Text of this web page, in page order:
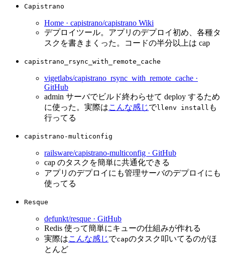
Capistrano
Home · capistrano/capistrano Wiki
デプロイツール。アプリのデプロイ初め、各種タ
スクを書きまくった。コードの半分以上は cap
capistrano_rsync_with_remote_cache
vigetlabs/capistrano_rsync_with_remote_cache ·
GitHub
admin サーバでビルド終わらせて deploy するため
に使った。実際はこんな感じでllenv install も
行ってる
capistrano-multiconfig
railsware/capistrano-multiconfig · GitHub
cap のタスクを簡単に共通化できる
アプリのデプロイにも管理サーバのデプロイにも
使ってる
Resque
defunkt/resque · GitHub
Redis 使って簡単にキューの仕組みが作れる
実際はこんな感じでcapのタスク叩いてるのがほ
とんど